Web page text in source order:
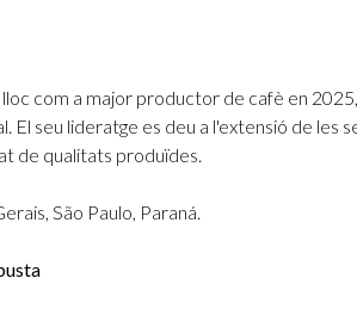
com a major productor de cafè en
El seu lideratge es deu a l'extensió de les
de qualitats produïdes.
São Paulo, Paraná.